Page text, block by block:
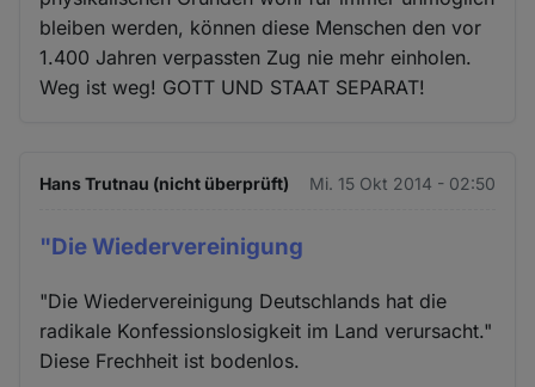
bleiben werden, können diese Menschen den vor
1.400 Jahren verpassten Zug nie mehr einholen.
Weg ist weg! GOTT UND STAAT SEPARAT!
Hans Trutnau (nicht überprüft) Mi. 15 Okt 2014 - 02:50
"Die Wiedervereinigung
"Die Wiedervereinigung Deutschlands hat die
radikale Konfessionslosigkeit im Land verursacht."
Diese Frechheit ist bodenlos.